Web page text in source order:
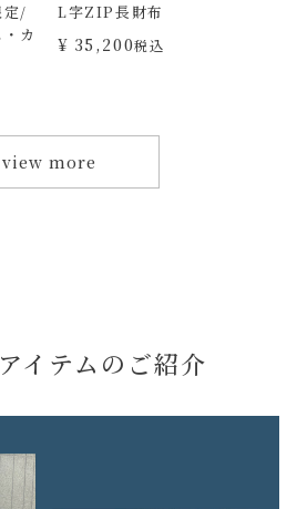
三つ折りミニ財布
¥ 19,800税込
view more
イテムのご紹介